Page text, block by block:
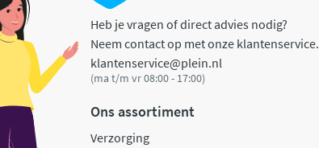
Heb je vragen of direct advies nodig?
Neem contact op met onze klantenservice.
klantenservice@plein.nl
(ma t/m vr 08:00 - 17:00)
Ons assortiment
Verzorging